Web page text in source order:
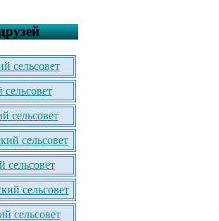
сельсовет
сельсовет
сельсовет
сельсовет
сельсовет
сельсовет
сельсовет